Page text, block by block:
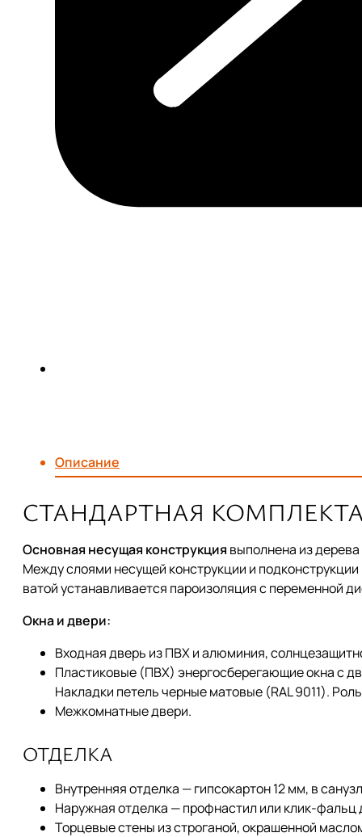
Описание
СТАНДАРТНАЯ
Основная несущая конструкция выполнена из
Между слоями несущей конструкции и
ватой устанавливается пароизоляция с переменной
Окна и двери:
Входная дверь из ПВХ и алюминия,
Пластиковые (ПВХ) энергосберегающие окна с
Накладки петель черные матовые (RAL 9011).
Межкомнатные двери.
ОТДЕЛКА
Внутренняя отделка — гипсокартон 12 мм, в
Наружная отделка — профнастил или клик-фальц
Торцевые стены из строганой, окрашенной